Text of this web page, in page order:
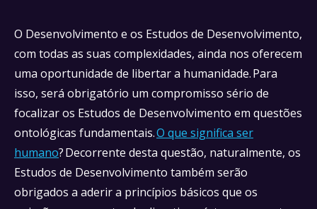
O Desenvolvimento e os Estudos de Desenvolvimento,
com todas as suas complexidades, ainda nos oferecem
uma oportunidade de libertar a humanidade. Para
isso, será obrigatório um compromisso sério de
focalizar os Estudos de Desenvolvimento em questões
ontológicas fundamentais.O que significa ser
humano? Decorrente desta questão, naturalmente, os
Estudos de Desenvolvimento também serão
obrigados a aderir a princípios básicos que os